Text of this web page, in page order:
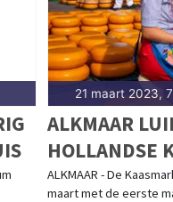
21 maart 2023,
ALKMAAR
HOLLANDSE
IN
ALKMAAR - De
maart met de eerste